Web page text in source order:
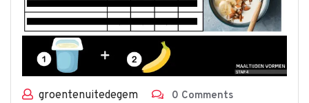
groentenuitedegem 0 Comments